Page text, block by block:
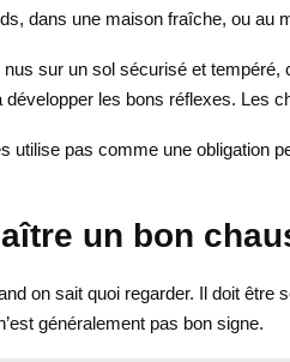
dans une maison fraîche, ou au
sur un sol sécurisé et
développer les bons réflexes. Les
utilise pas comme une obligation
un bon
on sait quoi regarder. Il doit
généralement pas bon signe.